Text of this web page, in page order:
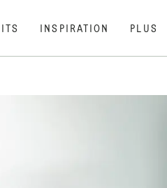
INSPIRATION PLUS